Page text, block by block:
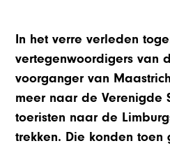
In het verre verleden
vertegenwoordigers van
voorganger van
meer naar de Verenigde
toeristen naar de
trekken. Die konden toen